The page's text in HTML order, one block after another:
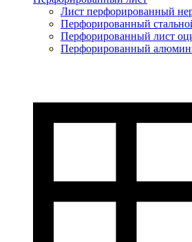
Лист перфорированный
Перфорированный
Перфорированный лист
Перфорированный